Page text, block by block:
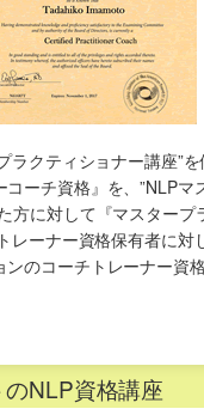
ラクティショナー講座”
ーチ資格』を、”NLPマ
方に対して『マスタープ
レーナー資格保有者に対
のコーチトレーナー資
NLP資格講座